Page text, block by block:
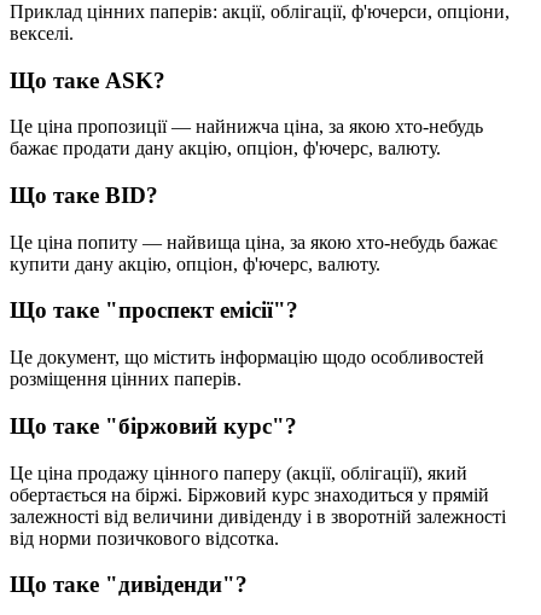
Приклад цінних паперів: акції, облігації, ф'ючерси, опціони,
векселі.
Що таке ASK?
Це ціна пропозиції — найнижча ціна, за якою хто-небудь
бажає продати дану акцію, опціон, ф'ючерс, валюту.
Що таке BID?
Це ціна попиту — найвища ціна, за якою хто-небудь бажає
купити дану акцію, опціон, ф'ючерс, валюту.
Що таке "проспект емісії"?
Це документ, що містить інформацію щодо особливостей
розміщення цінних паперів.
Що таке "біржовий курс"?
Це ціна продажу цінного паперу (акції, облігації), який
обертається на біржі. Біржовий курс знаходиться у прямій
залежності від величини дивіденду і в зворотній залежності
від норми позичкового відсотка.
Що таке "дивіденди"?